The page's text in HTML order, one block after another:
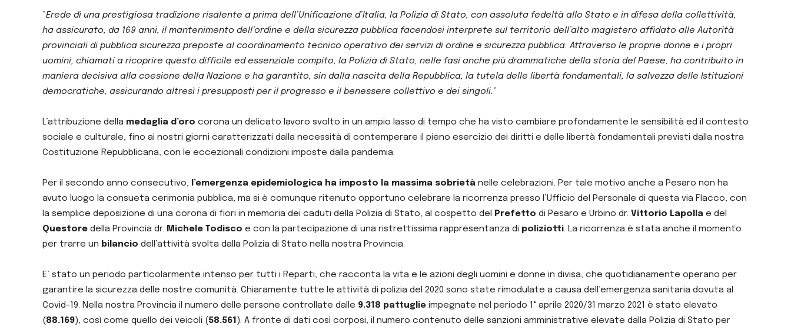
“Erede di una prestigiosa tradizione risalente a prima dell’Unificazione d’Italia, la Polizia di Stato, con assoluta fedeltà allo Stato e in difesa della collettività,
ha assicurato, da 169 anni, il mantenimento dell’ordine e della sicurezza pubblica facendosi interprete sul territorio dell’alto magistero affidato alle Autorità
provinciali di pubblica sicurezza preposte al coordinamento tecnico operativo dei servizi di ordine e sicurezza pubblica. Attraverso le proprie donne e i propri
uomini, chiamati a ricoprire questo difficile ed essenziale compito, la Polizia di Stato, nelle fasi anche più drammatiche della storia del Paese, ha contribuito in
maniera decisiva alla coesione della Nazione e ha garantito, sin dalla nascita della Repubblica, la tutela delle libertà fondamentali, la salvezza delle Istituzioni
democratiche, assicurando altresì i presupposti per il progresso e il benessere collettivo e dei singoli.”
L’attribuzione della medaglia d’oro corona un delicato lavoro svolto in un ampio lasso di tempo che ha visto cambiare profondamente le sensibilità ed il contesto
sociale e culturale, fino ai nostri giorni caratterizzati dalla necessità di contemperare il pieno esercizio dei diritti e delle libertà fondamentali previsti dalla nostra
Costituzione Repubblicana, con le eccezionali condizioni imposte dalla pandemia.
Per il secondo anno consecutivo, l’emergenza epidemiologica ha imposto la massima sobrietà nelle celebrazioni. Per tale motivo anche a Pesaro non ha
avuto luogo la consueta cerimonia pubblica, ma si è comunque ritenuto opportuno celebrare la ricorrenza presso l’Ufficio del Personale di questa via Flacco, con
la semplice deposizione di una corona di fiori in memoria dei caduti della Polizia di Stato, al cospetto del
Prefetto di Pesaro e Urbino dr. Vittorio Lapolla e del
Questore della Provincia dr. Michele Todisco e con la partecipazione di una ristrettissima rappresentanza di poliziotti. La ricorrenza è stata anche il momento
per trarre un bilancio dell’attività svolta dalla Polizia di Stato nella nostra Provincia.
E’ stato un periodo particolarmente intenso per tutti i Reparti, che racconta la vita e le azioni degli uomini e donne in divisa, che quotidianamente operano per
garantire la sicurezza delle nostre comunità. Chiaramente tutte le attività di polizia del 2020 sono state rimodulate a causa dell’emergenza sanitaria dovuta al
Covid-19. Nella nostra Provincia il numero delle persone controllate dalle 9.318 pattuglie impegnate nel periodo 1° aprile 2020/31 marzo 2021 è stato elevato
(88.169), così come quello dei veicoli (58.561 ). A fronte di dati così corposi, il numero contenuto delle sanzioni amministrative elevate dalla Polizia di Stato per